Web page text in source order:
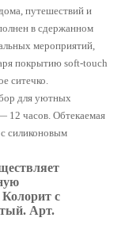
путешествий и
в сдержанном
мероприятий,
покрытию soft-touch
ситечко.
для уютных
12 часов. Обтекаемая
силиконовым
с
Арт.